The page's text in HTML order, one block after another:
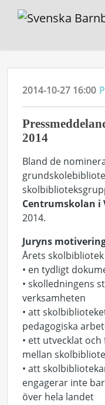
2014-10-27 16:00
2014
Bland de
Centrumskolan i
2014.
Juryns
Årets
• en tydligt
• skolledningens
verksamheten
• att
pedagogiska
• ett utvecklat
mellan
• att
engagerar inte
över hela landet